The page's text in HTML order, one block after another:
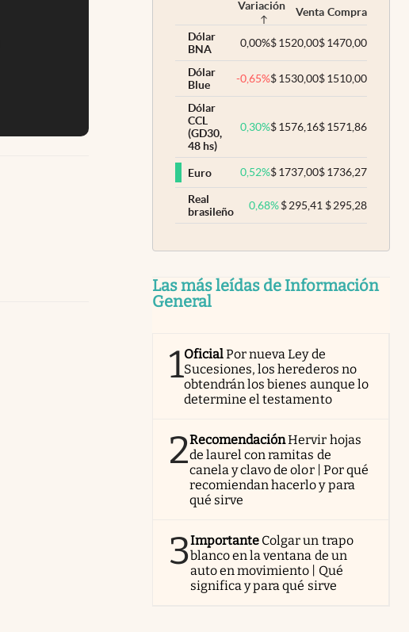
Variación Venta Compra
Dólar
BNA
0,00%$1520,00$1470,00
Dólar
Blue
-0,65%$1530,00$1510,00
Dólar
CCL
(GD30,
48 hs)
0,30%$1576,16$1571,86
Euro 0,52%$1737,00$1736,27
Real
brasileño
0,68% $295,41 $295,28
Las más leídas de Información
General
1OficialPor nueva Ley de
Sucesiones, los herederos no
obtendrán los bienes aunque lo
determine el testamento
2RecomendaciónHervir hojas
de laurel con ramitas de
canela y clavo de olor | Por qué
recomiendan hacerlo y para
qué sirve
3Importante Colgar un trapo
blanco en la ventana de un
auto en movimiento | Qué
significa y para qué sirve